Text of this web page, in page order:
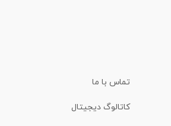
تماس با ما
کاتالوگ دیجیتال